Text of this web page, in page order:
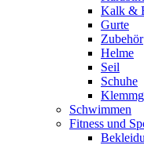
Kalk &
Gurte
Zubehör
Helme
Seil
Schuhe
Schwimmen
Fitness und